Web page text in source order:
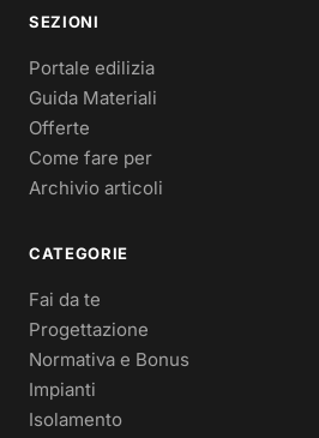
SEZIONI
Portale edilizia
Guida Materiali
Offerte
Come fare per
Archivio articoli
CATEGORIE
Fai da te
Progettazione
Normativa e Bonus
Impianti
Isolamento